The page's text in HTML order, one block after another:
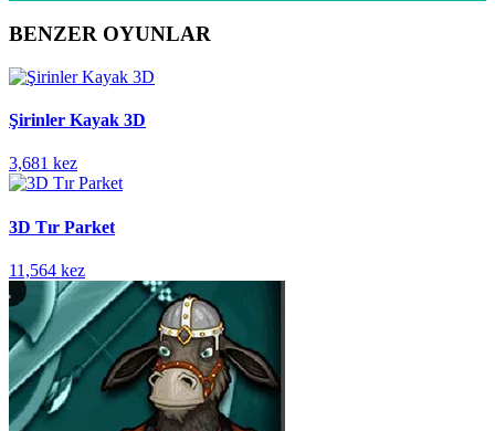
BENZER OYUNLAR
Şirinler Kayak 3D
3,681 kez
3D Tır Parket
11,564 kez